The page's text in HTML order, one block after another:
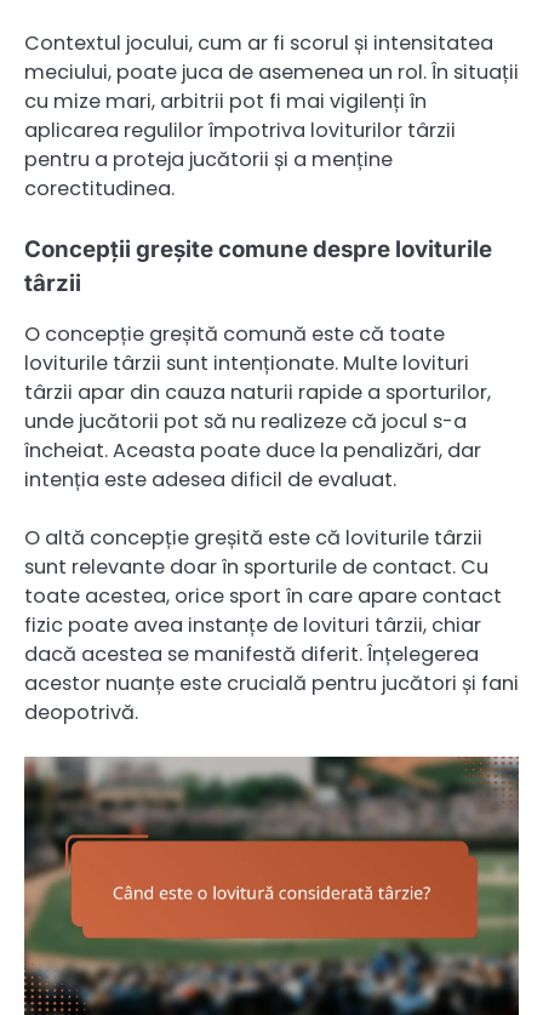
Contextul jocului, cum ar fi scorul și intensitatea
meciului, poate juca de asemenea un rol. În situații
cu mize mari, arbitrii pot fi mai vigilenți în
aplicarea regulilor împotriva loviturilor târzii
pentru a proteja jucătorii și a menține
corectitudinea.
Concepții greșite comune despre loviturile
târzii
O concepție greșită comună este că toate
loviturile târzii sunt intenționate. Multe lovituri
târzii apar din cauza naturii rapide a sporturilor,
unde jucătorii pot să nu realizeze că jocul s-a
încheiat. Aceasta poate duce la penalizări, dar
intenția este adesea dificil de evaluat.
O altă concepție greșită este că loviturile târzii
sunt relevante doar în sporturile de contact. Cu
toate acestea, orice sport în care apare contact
fizic poate avea instanțe de lovituri târzii, chiar
dacă acestea se manifestă diferit. Înțelegerea
acestor nuanțe este crucială pentru jucători și fani
deopotrivă.